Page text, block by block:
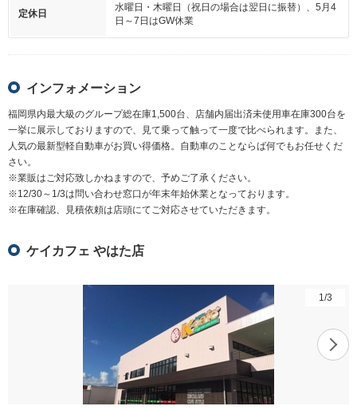
定休日
水曜日・木曜日（祝日の場合は翌日に振替）、5月4
日～7日はGW休業
インフォメーション
福岡県内最大級のグループ総在庫1,500台、店舗内届出済未使用車在庫300台を
一挙に展示しておりますので、見て乗って触って一度で比べられます。また、
人気の最新型軽自動車がお買い得価格。自動車のことならば何でもお任せくだ
さい。
※業販はご対応致しかねますので、予めご了承ください。
※12/30～1/3は問い合わせ窓口が年末年始休業となっております。
※在庫確認、見積依頼は店頭にてご対応させていただきます。
ケイカフェ やはた店
1 /3